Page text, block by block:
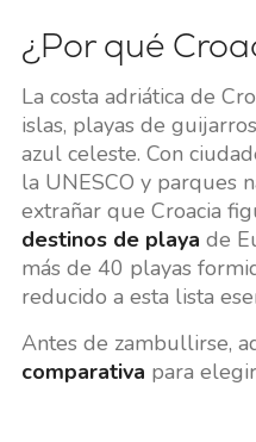
¿Por qué
La costa adriática de
islas, playas de
azul celeste. Con
la UNESCO y parques
extrañar que Croacia
destinos de playa de
más de 40 playas
reducido a esta lista
Antes de zambullirse,
comparativa para